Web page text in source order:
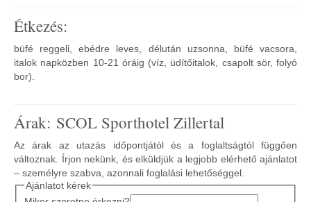
Étkezés:
büfé reggeli, ebédre leves, délután uzsonna, büfé vacsora,
italok napközben 10-21 óráig (víz, üdítőitalok, csapolt sör, folyó
bor).
Árak: SCOL Sporthotel Zillertal
Az árak az utazás időpontjától és a foglaltságtól függően
változnak. Írjon nekünk, és elküldjük a legjobb elérhető ajánlatot
– személyre szabva, azonnali foglalási lehetőséggel.
Ajánlatot kérek